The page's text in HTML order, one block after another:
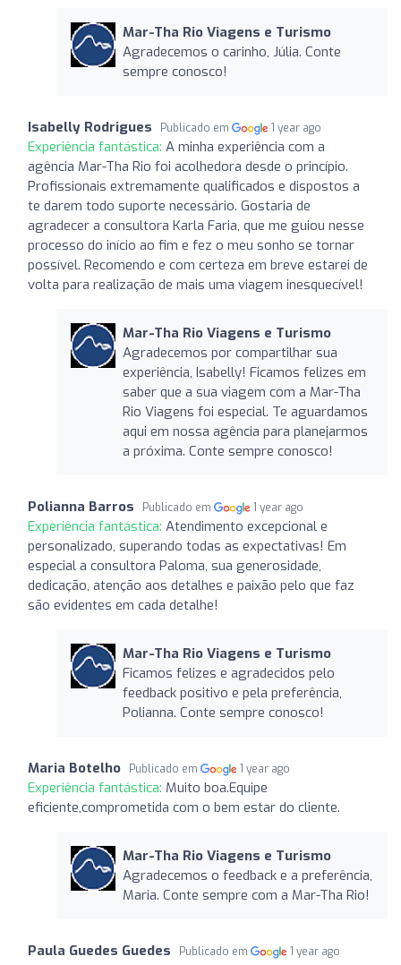
Mar-Tha Rio Viagens e Turismo
Agradecemos o carinho, Júlia. Conte
sempre conosco!
Isabelly Rodrigues Publicado em 1 year ago
Experiência fantástica: A minha experiência com a
agência Mar-Tha Rio foi acolhedora desde o princípio.
Profissionais extremamente qualificados e dispostos a
te darem todo suporte necessário. Gostaria de
agradecer a consultora Karla Faria, que me guiou nesse
processo do início ao fim e fez o meu sonho se tornar
possível. Recomendo e com certeza em breve estarei de
volta para realização de mais uma viagem inesquecível!
Mar-Tha Rio Viagens e Turismo
Agradecemos por compartilhar sua
experiência, Isabelly! Ficamos felizes em
saber que a sua viagem com a Mar-Tha
Rio Viagens foi especial. Te aguardamos
aqui em nossa agência para planejarmos
a próxima. Conte sempre conosco!
Polianna Barros Publicado em 1 year ago
Experiência fantástica: Atendimento excepcional e
personalizado, superando todas as expectativas! Em
especial a consultora Paloma, sua generosidade,
dedicação, atenção aos detalhes e paixão pelo que faz
são evidentes em cada detalhe!
Mar-Tha Rio Viagens e Turismo
Ficamos felizes e agradecidos pelo
feedback positivo e pela preferência,
Polianna. Conte sempre conosco!
Maria Botelho Publicado em 1 year ago
Experiência fantástica: Muito boa.Equipe
eficiente,comprometida com o bem estar do cliente.
Mar-Tha Rio Viagens e Turismo
Agradecemos o feedback e a preferência,
Maria. Conte sempre com a Mar-Tha Rio!
Paula Guedes Guedes Publicado em 1 year ago